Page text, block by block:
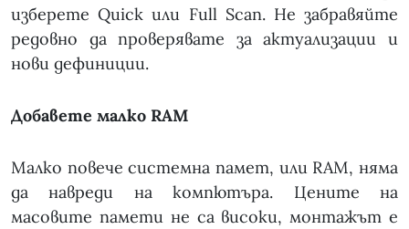
изберете Quick или Full Scan. Не забравяйте
редовно да проверявате за актуализации и
нови дефиниции.
Добавете малко RAM
Малко повече системна памет, или RAM, няма
да навреди на компютъра. Цените на
масовите памети не са високи, монтажът е